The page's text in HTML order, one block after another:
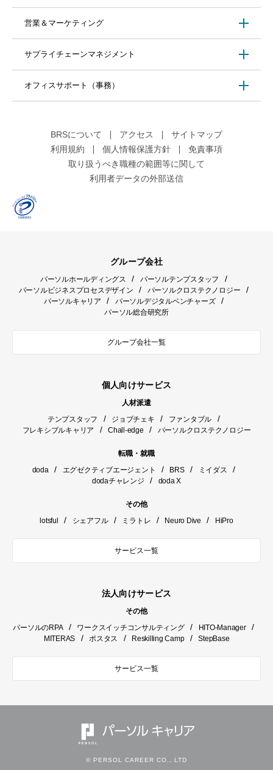
営業＆マーケティング
サプライチェーンマネジメント
オフィスサポート（事務）
BRSについて アクセス
サイトマップ
利用規約
個人情報保護方針
免責事項
取り扱うべき職種の範囲等に関して
利用者データの外部送信
グループ会社
パーソルホールディングス / パーソルテンプスタッフ /
パーソルビジネスプロセスデザイン / パーソルクロステクノロジー /
パーソルキャリア / パーソルデジタルベンチャーズ /
パーソル総合研究所
グループ会社一覧
個人向けサービス
人材派遣
テンプスタッフ
/ ジョブチェキ / ファンタブル /
フレキシブルキャリア / Chall-edge / パーソルクロステクノロジー
転職・就職
doda
/ エグゼクティブエージェント / BRS / ミイダス /
dodaチャレンジ / doda X
その他
lotsful
/ シェアフル / ミラトレ / Neuro Dive / HiPro
サービス一覧
法人向けサービス
その他
パーソルのRPA
/ ワークスイッチコンサルティング / HITO-Manager /
MITERAS / ポスタス / Reskilling Camp / StepBase
サービス一覧
© PERSOL CAREER CO., LTD